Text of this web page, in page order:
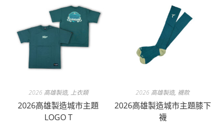
2026 高雄製造, 上衣類
2026高雄製造城市主題
LOGO T
2026 高雄製造, 襪款
2026高雄製造城市主題膝下
襪